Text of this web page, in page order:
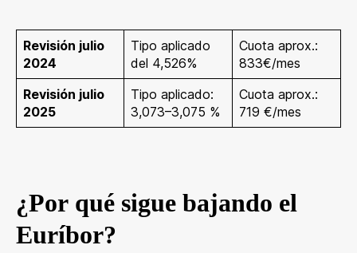
Revisión julio
2024
Tipo aplicado
del 4,526%
Cuota aprox.:
833€/mes
Revisión julio
2025
Tipo aplicado:
3,073–3,075 %
Cuota aprox.:
719 €/mes
¿Por qué sigue bajando el
Euríbor?